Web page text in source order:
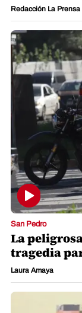
Redacción La Prensa
San Pedro
La
tragedia
Laura Amaya